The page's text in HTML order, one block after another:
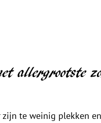
allergrootste
te weinig plekken